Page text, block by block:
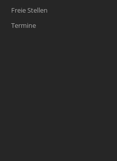
Freie Stellen
Termine